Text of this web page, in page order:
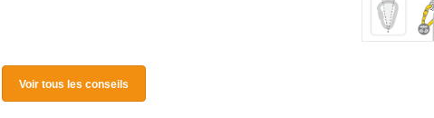
Voir tous les conseils